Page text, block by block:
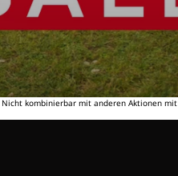
kombinierbar mit anderen Aktionen mit